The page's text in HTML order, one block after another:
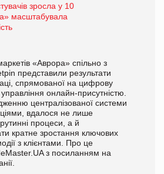
зросла у 10
масштабувала
«Аврора» спільно з
представили результати
спрямованої на цифрову
онлайн-присутністю.
централізованої системи
вдалося не лише
процеси, а й
кратне зростання ключових
з клієнтами. Про це
з посиланням на